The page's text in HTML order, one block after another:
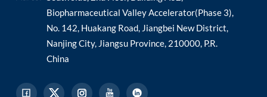
Biopharmaceutical Valley Accelerator(Phase 3),
No. 142, Huakang Road, Jiangbei New District,
Nanjing City, Jiangsu Province, 210000, P.R.
China